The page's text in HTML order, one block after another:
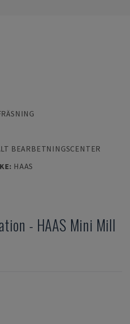
BEARBETNINGSCENTER
: HAAS
- HAAS Mini Mill